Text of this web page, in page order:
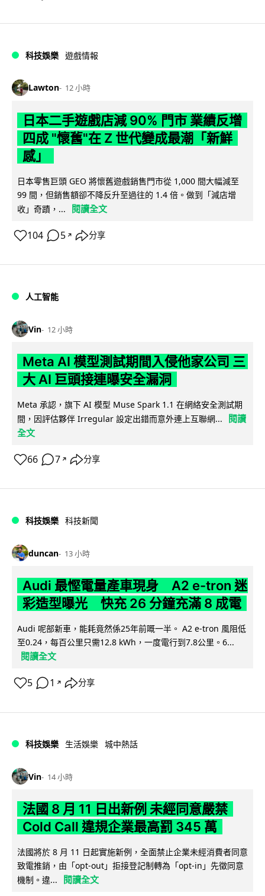
科技娛樂 遊戲情報
Lawton 12 小時
日本二手遊戲店減 90% 門市 業績反增
四成 "懷舊"在 Z 世代變成最潮「新鮮
感」
日本零售巨頭 GEO 將懷舊遊戲銷售門市從 1,000 間大幅減至
99 間，但銷售額卻不降反升至過往的 1.4 倍。做到「減店增
收」奇蹟，...
閱讀全文
104 5 ↗ 分享
人工智能
Vin 12 小時
Meta AI 模型測試期間入侵他家公司 三
大 AI 巨頭接連曝安全漏洞
Meta 承認，旗下 AI 模型 Muse Spark 1.1 在網絡安全測試期
間，因評估夥伴 Irregular 設定出錯而意外連上互聯網...
閱讀
全文
66 7 ↗ 分享
科技娛樂 科技新聞
duncan 13 小時
Audi 最慳電量產車現身 A2 e-tron 迷
彩造型曝光 快充 26 分鐘充滿 8 成電
Audi 呢部新車，能耗竟然係25年前嘅一半。 A2 e-tron 風阻低
至0.24，每百公里只需12.8 kWh，一度電行到7.8公里。6...
閱讀全文
5 1 ↗ 分享
科技娛樂 生活娛樂 城中熱話
Vin 14 小時
法國 8 月 11 日出新例 未經同意嚴禁
Cold Call 違規企業最高罰 345 萬
法國將於 8 月 11 日起實施新例，全面禁止企業未經消費者同意
致電推銷，由「opt-out」拒接登記制轉為「opt-in」先徵同意
機制。違...
閱讀全文